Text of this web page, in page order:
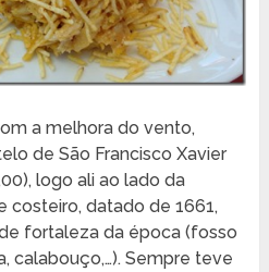
a melhora do vento,
de São Francisco Xavier
logo ali ao lado da
costeiro, datado de 1661,
fortaleza da época (fosso
calabouço,…). Sempre teve